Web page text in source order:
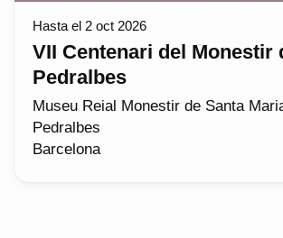
Hasta el 2 oct 2026
VII Centenari del Monestir
Pedralbes
Museu Reial Monestir de Santa
Pedralbes
Barcelona